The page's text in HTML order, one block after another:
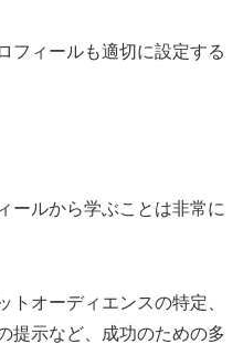
フィールも適切に設定する
ールから学ぶことは非常に
トオーディエンスの特定、
提示など、成功のための多